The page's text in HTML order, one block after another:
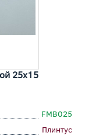
25x15
FMB025
Плинтус